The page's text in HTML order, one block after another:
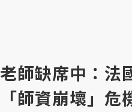
老師缺席中：法
「師資崩壞」危